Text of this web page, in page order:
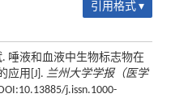
引用格式 ▾
唾液和血液中生物标志物在
应用[J]. 兰州大学学报（医学
j.issn.1000-